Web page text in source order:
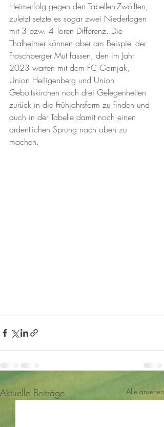
Heimerfolg gegen den Tabellen-Zwölften,
zuletzt setzte es sogar zwei Niederlagen
mit 3 bzw. 4 Toren Differenz. Die
Thalheimer können aber am Beispiel der
Froschberger Mut fassen, den im Jahr
2023 warten mit dem FC Gornjak,
Union Heiligenberg und Union
Geboltskirchen noch drei Gelegenheiten
zurück in die Frühjahrsform zu finden und
auch in der Tabelle damit noch einen
ordentlichen Sprung nach oben zu
machen.
Aktuelle Beiträge Alle ansehen